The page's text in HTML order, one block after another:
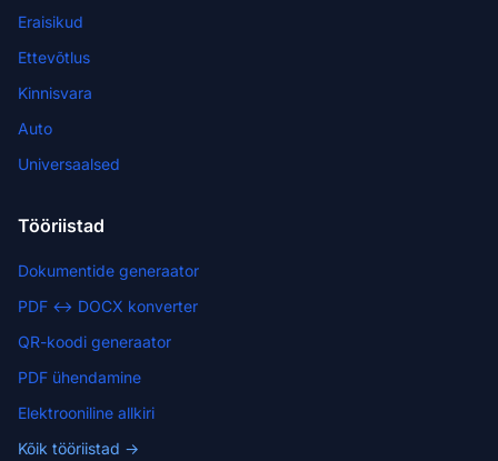
Eraisikud
Ettevõtlus
Kinnisvara
Auto
Universaalsed
Tööriistad
Dokumentide generaator
PDF ↔ DOCX konverter
QR-koodi generaator
PDF ühendamine
Elektrooniline allkiri
Kõik tööriistad →